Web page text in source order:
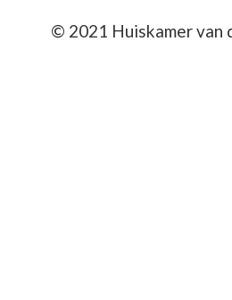
© 2021 Huiskamer van